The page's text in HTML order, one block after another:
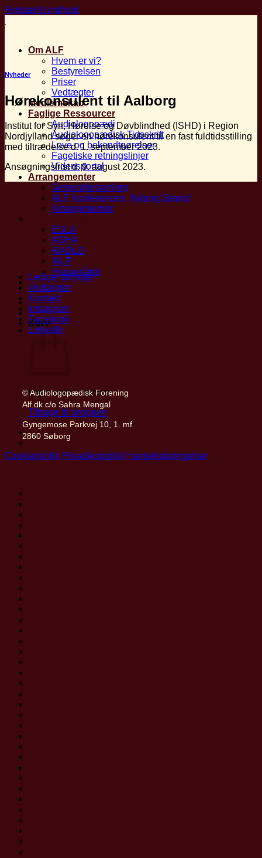
Fortsæt til indhold
Om ALF
Hvem er vi?
Bestyrelsen
Priser
Vedtægter
Medlemskab
Faglige Ressourcer
Audiologopædi
Audiologopædisk Tidsskrift
Love og bekendtgørelser
Fagetiske retningslinjer
Vidensportal
Arrangementer
Generalforsamling
ALF Konferencen, Nyborg Strand
Arrangementer
ESLA
ASHA
RADLD
IALP
Hjernerådet
Find privatpraktiserende
Mit ALF
Kurv
Ingen varer i kurven.
Tilbage til shoppen
Nyheder
Hørekonsulent til Aalborg
Institut for Syn, Hørelse og Døvblindhed (ISHD) i Region
Nordjylland søger en hørekonsulent til en fast fuldtidsstilling
med tiltrædelse d. 1. september 2023.
Ansøgningsfrist d. 9. august 2023.
Ledige stillinger
Vedtægter
Kontakt
Instagram
Facebook
LinkedIn
© Audiologopædisk Forening
Alf.dk c/o Sahra Mengal
Gyngemose Parkvej 10, 1. mf
2860 Søborg
Cookiepolitik Privatlivspolitik Handelsbetingelser